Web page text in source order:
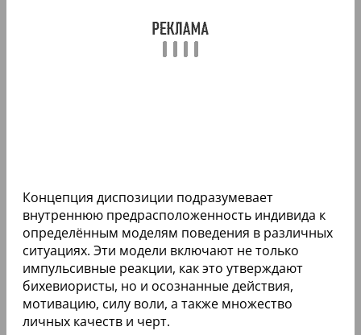
Концепция диспозиции подразумевает
внутреннюю предрасположенность индивида к
определённым моделям поведения в различных
ситуациях. Эти модели включают не только
импульсивные реакции, как это утверждают
бихевиористы, но и осознанные действия,
мотивацию, силу воли, а также множество
личных качеств и черт.